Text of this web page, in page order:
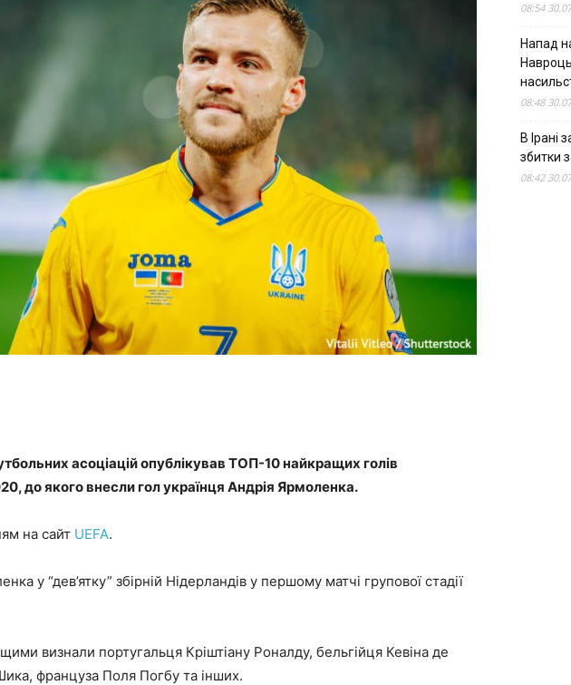
асоціацій опублікував ТОП-10 найкращих голів
до якого внесли гол українця Андрія Ярмоленка.
на сайт UEFA.
у “дев’ятку” збірній Нідерландів у першому матчі групової стадії
визнали португальця Кріштіану Роналду, бельгійця Кевіна де
француза Поля Погбу та інших.
08:54
Напад
08:48
В Ірані
збитки
08:42